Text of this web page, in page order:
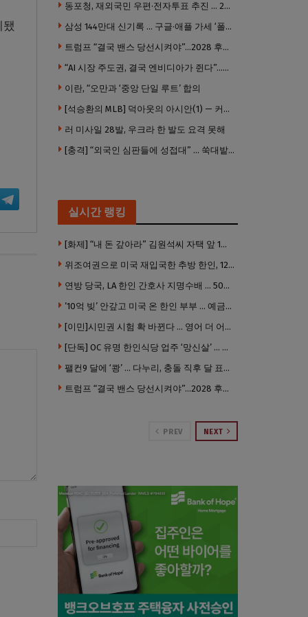
동포청, 재외국민 우편·전자투표 추진 … 2028년 도입 목표
삼성 144만대 신기록 … 구글·애플 가세 ‘폴더블 대전’ 열린다
트럼프 “결국 밴스 당선시켜야”…2028 후계 구도 힘 싣나
“AI 시장 주도권, 결국 엔비디아가 쥔다”…모건스탠리 장담
이란, “오만과 ‘중앙 단일 루트’ 합의
[석승환의 MLB] 덕아웃의 아시안(1) — 커트 스즈키가 우리에게 묻는 것
러 미사일 28발, 우크라 한 발도 요격 못해
[충격] “외국인 심판들에 성접대” … 쑥대밭된 축협 어디까지 추락하나
실시간 랭킹
[화제] “내 돈 갚아라” 김원석씨 자택 앞 1인 광대 시위 … 한인 투자사, “108만 달러 못받아”
위조여권으로 미국 재입국한 추방 한인, 120만 달러 은행 사기 행각
연방 당국, LA 한인 간호사 지명수배 … 500만 달러 메디캐어 사기, 선고 직전 한국 도주
’10억 빚’ 안갚고 미국 온 한인 부부 … 예금보험공사, 미국서 소송
[이민]시민권 시험 확 바뀐다 … 영어 더 어렵게, 민간시험 도입 추진
[단독] OC 유명 한인식당 업주 ‘망신살’ … 육류대금 안 갚자 식당서 공개추심
팰컨9 달에 ‘쾅’ … 다누리, 충돌 직후 달 표면 촬영 유일 탐사선
트럼프 “결국 밴스 당선시켜야”…2028 후계 구도 힘 싣나
PREV NEXT